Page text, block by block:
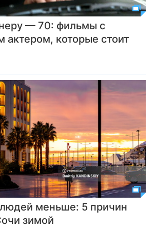
— 70: фильмы с
актером, которые стоит
меньше: 5 причин
зимой